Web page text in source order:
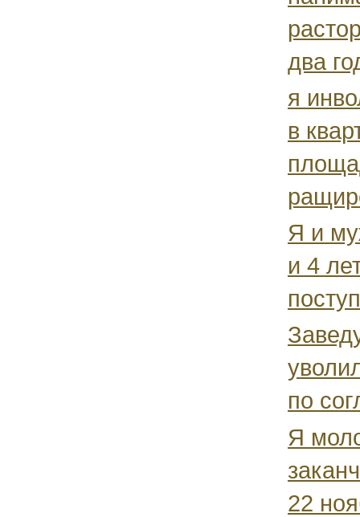
два
я
в
Я и
и 4
по
Я
22